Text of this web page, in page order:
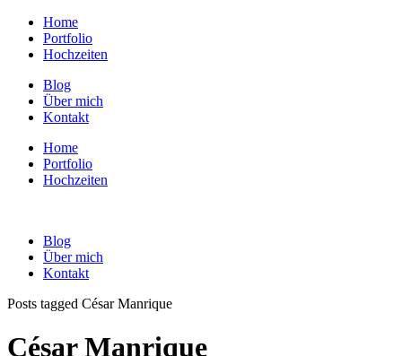
Home
Portfolio
Hochzeiten
Blog
Über mich
Kontakt
Home
Portfolio
Hochzeiten
Blog
Über mich
Kontakt
Posts tagged César Manrique
César Manrique